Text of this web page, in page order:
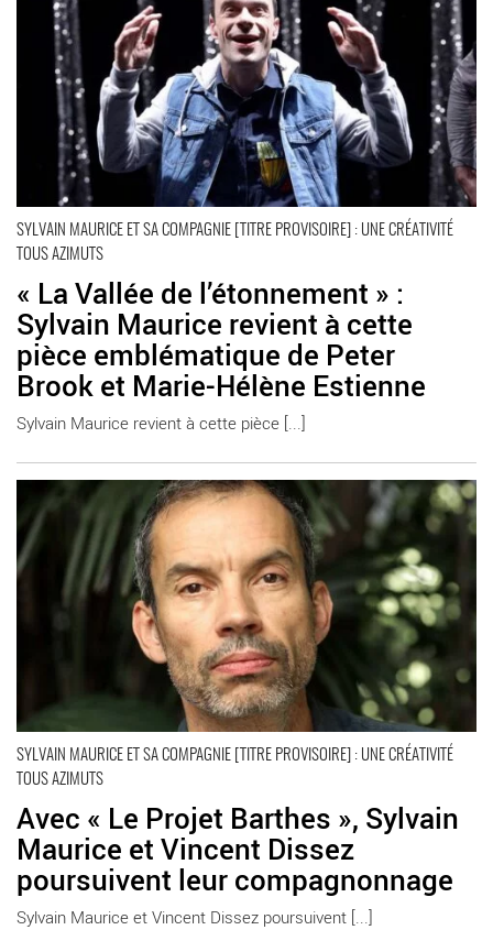
SYLVAIN MAURICE ET SA COMPAGNIE [TITRE PROVISOIRE] : UNE CRÉATIVITÉ
TOUS AZIMUTS
« La Vallée de l’étonnement » :
Sylvain Maurice revient à cette
pièce emblématique de Peter
Brook et Marie-Hélène Estienne
Sylvain Maurice revient à cette pièce [...]
SYLVAIN MAURICE ET SA COMPAGNIE [TITRE PROVISOIRE] : UNE CRÉATIVITÉ
TOUS AZIMUTS
Avec « Le Projet Barthes », Sylvain
Maurice et Vincent Dissez
poursuivent leur compagnonnage
Sylvain Maurice et Vincent Dissez poursuivent [...]
En savoir plus